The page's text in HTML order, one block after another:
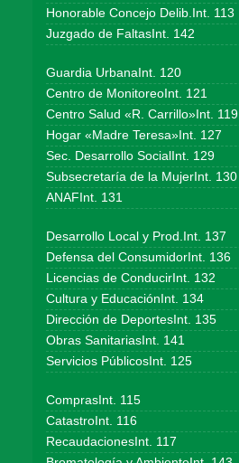
Honorable Concejo Delib.Int. 113
Juzgado de FaltasInt. 142
Guardia UrbanaInt. 120
Centro de MonitoreoInt. 121
Centro Salud «R. Carrillo»Int. 119
Hogar «Madre Teresa»Int. 127
Sec. Desarrollo SocialInt. 129
Subsecretaría de la MujerInt. 130
ANAFInt. 131
Desarrollo Local y Prod.Int. 137
Defensa del ConsumidorInt. 136
Licencias de ConducirInt. 132
Cultura y EducaciónInt. 134
Dirección de DeportesInt. 135
Obras SanitariasInt. 141
Servicios PúblicosInt. 125
ComprasInt. 115
CatastroInt. 116
RecaudacionesInt. 117